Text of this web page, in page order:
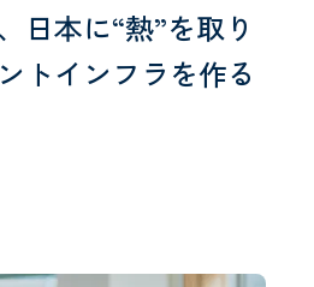
日本に“熱”を取り
トインフラを作る